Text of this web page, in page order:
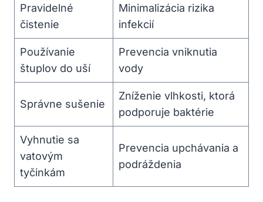
Pravidelné
čistenie
Minimalizácia rizika​
infekcií
Používanie
⁤štuplov‍ do uší
Prevencia ‌vniknutia
vody
Správne⁤ sušenie
Zníženie vlhkosti, ktorá ​
podporuje baktérie
Vyhnutie ⁤sa‍
vatovým​
tyčinkám
Prevencia upchávania a
podráždenia